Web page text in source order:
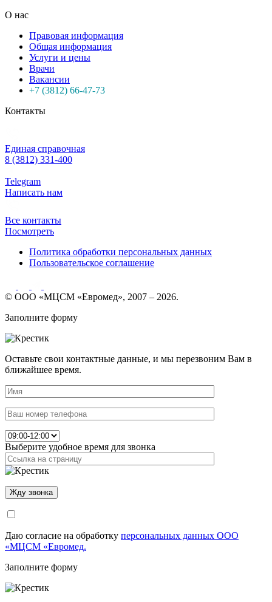
О нас
Правовая информация
Общая информация
Услуги и цены
Врачи
Вакансии
+7 (3812) 66-47-73
Контакты
Единая справочная
8 (3812) 331-400
Telegram
Написать нам
Все контакты
Посмотреть
Политика обработки персональных данных
Пользовательское соглашение
© ООО «МЦСМ «Евромед», 2007 – 2026.
Заполните форму
Оставьте свои контактные данные, и мы перезвоним Вам в
ближайшее время.
Выберите удобное время для звонка
Даю согласие на обработку персональных данных ООО
«МЦСМ «Евромед.
Заполните форму